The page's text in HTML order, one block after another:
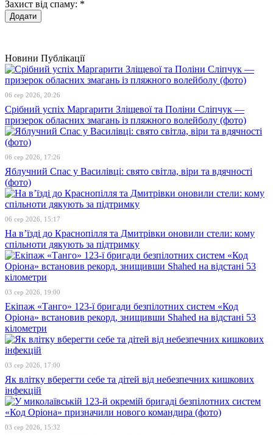
Захист від спаму: *
Новини Публікації
06 сер 2026, 20:26
Срібний успіх Маргарити Зліщевої та Поліни Сліпчук —
призерок обласних змагань із пляжного волейболу (фото)
06 сер 2026, 17:26
Яблучний Спас у Василівці: свято світла, віри та вдячності
(фото)
06 сер 2026, 15:17
На в’їзді до Краснопілля та Дмитрівки оновили стели: кому
спільноти дякують за підтримку
03 сер 2026, 19:00
Екіпаж «Танго» 123-ї бригади безпілотних систем «Код
Оріона» встановив рекорд, знищивши Shahed на відстані 53
кілометри
03 сер 2026, 17:00
Як влітку вберегти себе та дітей від небезпечних кишкових
інфекцій
03 сер 2026, 15:32